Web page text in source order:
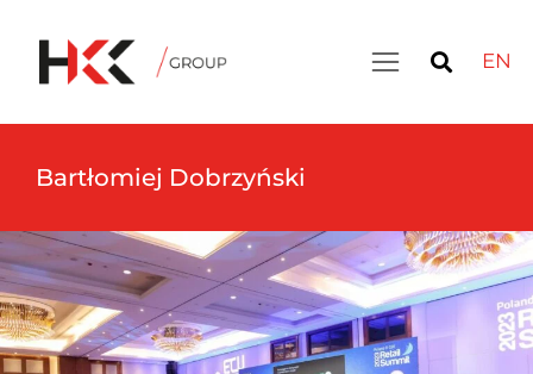
EN
Bartłomiej Dobrzyński